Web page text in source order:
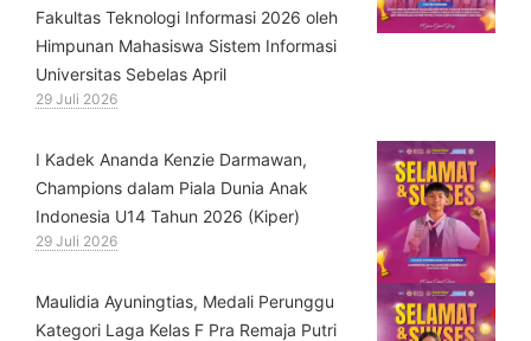
Fakultas Teknologi Informasi 2026 oleh
Himpunan Mahasiswa Sistem Informasi
Universitas Sebelas April
29 Juli 2026
⁠I Kadek Ananda Kenzie Darmawan,
Champions dalam Piala Dunia Anak
Indonesia U14 Tahun 2026 (Kiper)
29 Juli 2026
⁠Maulidia Ayuningtias, Medali Perunggu
Kategori Laga Kelas F Pra Remaja Putri